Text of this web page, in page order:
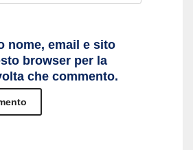
nome, email e sito
browser per la
che commento.